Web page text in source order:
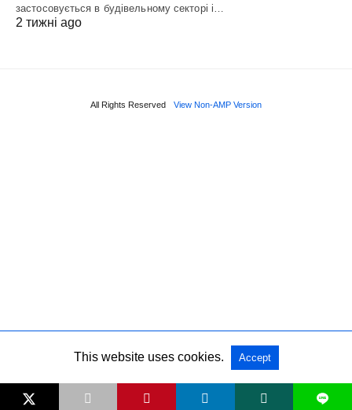
застосовується в будівельному секторі і…
2 тижні ago
All Rights Reserved View Non-AMP Version
L
This website uses cookies. Accept